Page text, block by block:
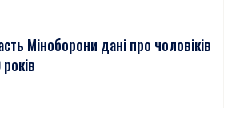
Міноборони дані про чоловіків